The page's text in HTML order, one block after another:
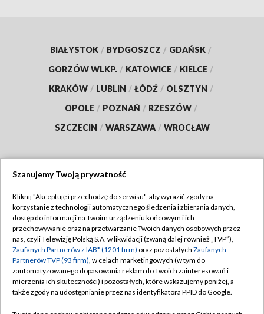
BIAŁYSTOK / BYDGOSZCZ / GDAŃSK /
GORZÓW WLKP. / KATOWICE / KIELCE /
KRAKÓW / LUBLIN / ŁÓDŹ / OLSZTYN /
OPOLE / POZNAŃ / RZESZÓW /
SZCZECIN / WARSZAWA / WROCŁAW
TVP
Abonament TVP
Emisja w TVP
Centrum informacji TVP
Naziemna Telewizja Cyfrowa
Regulamin TVP
Polityka prywatności
Moje zgody
Pomoc
Szanujemy Twoją prywatność
Kliknij "Akceptuję i przechodzę do serwisu", aby wyrazić zgody na
korzystanie z technologii automatycznego śledzenia i zbierania danych,
dostęp do informacji na Twoim urządzeniu końcowym i ich
przechowywanie oraz na przetwarzanie Twoich danych osobowych przez
nas, czyli Telewizję Polską S.A. w likwidacji (zwaną dalej również „TVP”),
Zaufanych Partnerów z IAB* (1201 firm) oraz pozostałych Zaufanych
Partnerów TVP (93 firm), w celach marketingowych (w tym do
zautomatyzowanego dopasowania reklam do Twoich zainteresowań i
mierzenia ich skuteczności) i pozostałych, które wskazujemy poniżej, a
także zgody na udostępnianie przez nas identyfikatora PPID do Google.